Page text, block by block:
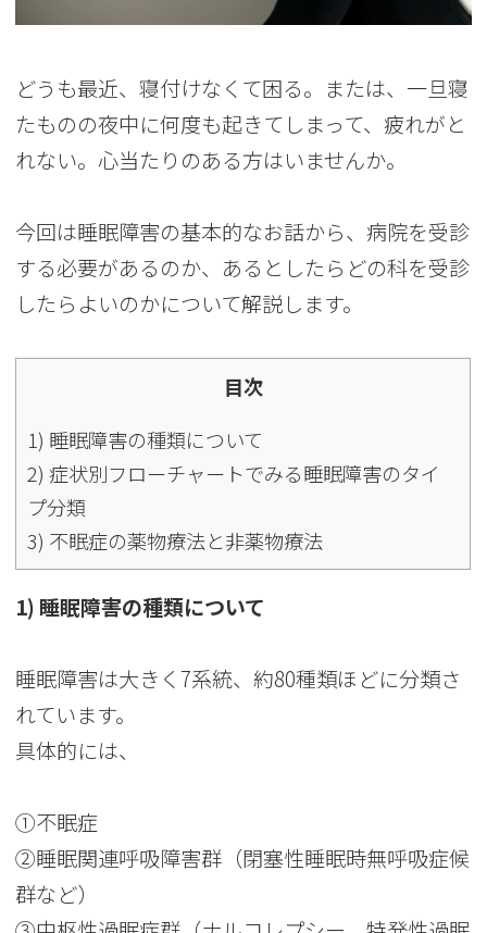
どうも最近、寝付けなくて困る。または、一旦寝
たものの夜中に何度も起きてしまって、疲れがと
れない。心当たりのある方はいませんか。
今回は睡眠障害の基本的なお話から、病院を受診
する必要があるのか、あるとしたらどの科を受診
したらよいのかについて解説します。
目次
1) 睡眠障害の種類について
2) 症状別フローチャートでみる睡眠障害のタイ
プ分類
3) 不眠症の薬物療法と非薬物療法
1) 睡眠障害の種類について
睡眠障害は大きく7系統、約80種類ほどに分類さ
れています。
具体的には、
①不眠症
②睡眠関連呼吸障害群（閉塞性睡眠時無呼吸症候
群など）